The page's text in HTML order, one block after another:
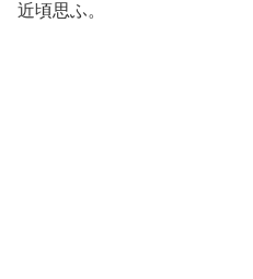
近頃思ふ。